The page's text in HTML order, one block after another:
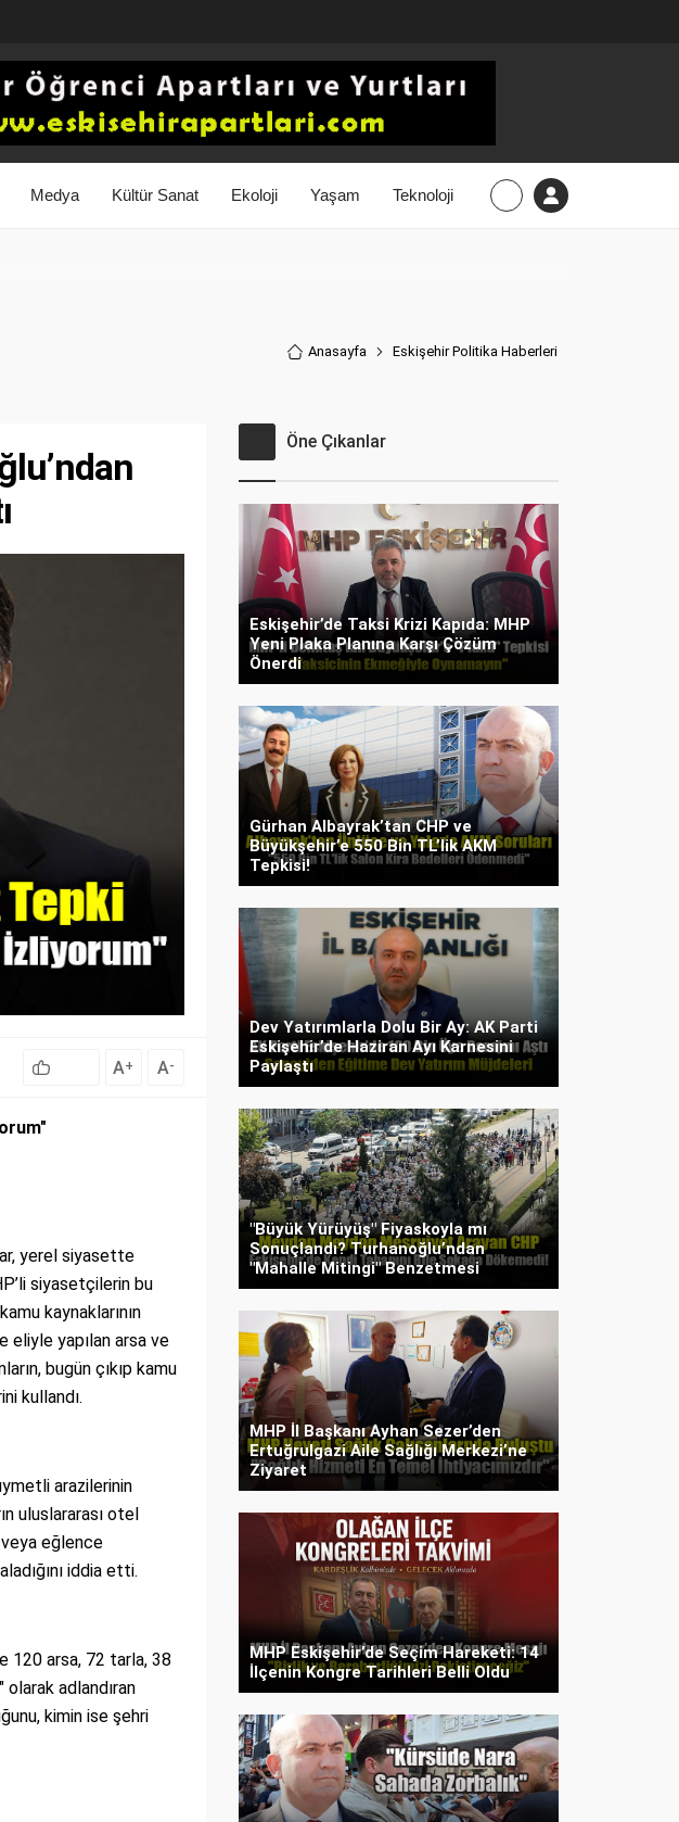
Medya Kültür Sanat Ekoloji Yaşam Teknoloji
Anasayfa Eskişehir Politika Haberleri
A+ A-
yerel siyasette
siyasetçilerin bu
kaynaklarının
eliyle yapılan arsa ve
bugün çıkıp kamu
kullandı.
arazilerinin
uluslararası otel
veya eğlence
iddia etti.
120 arsa, 72 tarla, 38
adlandıran
kimin ise şehri
Öne Çıkanlar
Eskişehir’de Taksi Krizi Kapıda: MHP
Yeni Plaka Planına Karşı Çözüm
Önerdi
Gürhan Albayrak’tan CHP ve
Büyükşehir’e 550 Bin TL’lik AKM
Tepkisi!
Dev Yatırımlarla Dolu Bir Ay: AK Parti
Eskişehir’de Haziran Ayı Karnesini
Paylaştı
"Büyük Yürüyüş" Fiyaskoyla mı
Sonuçlandı? Turhanoğlu’ndan
"Mahalle Mitingi" Benzetmesi
MHP İl Başkanı Ayhan Sezer’den
Ertuğrulgazi Aile Sağlığı Merkezi’ne
Ziyaret
MHP Eskişehir’de Seçim Hareketi: 14
İlçenin Kongre Tarihleri Belli Oldu